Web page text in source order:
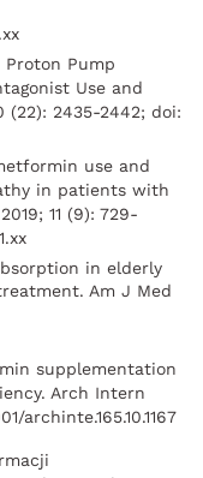
Proton Pump
Use and
(22): 2435-2442; doi:
use and
in patients with
11 (9): 729-
in elderly
Am J Med
supplementation
Arch Intern
archinte.165.10.1167